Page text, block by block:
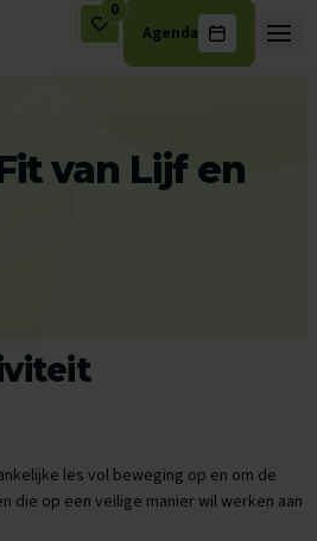
0
Agenda
van Lijf en
les vol beweging op en om de
die op een veilige manier wil werken aan